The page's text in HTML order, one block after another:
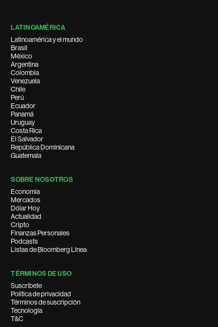
LATINOAMÉRICA
Latinoamérica y el mundo
Brasil
México
Argentina
Colombia
Venezuela
Chile
Perú
Ecuador
Panamá
Uruguay
Costa Rica
El Salvador
República Dominicana
Guatemala
SOBRE NOSOTROS
Economía
Mercados
Dólar Hoy
Actualidad
Cripto
Finanzas Personales
Podcasts
Listas de Bloomberg Línea
TÉRMINOS DE USO
Suscríbete
Política de privacidad
Términos de suscripción
Tecnología
T&C